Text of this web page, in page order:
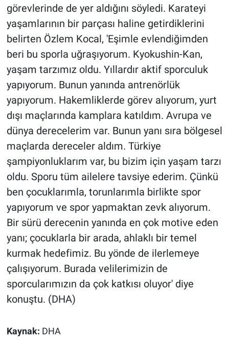
görevlerinde de yer aldığını söyledi. Karateyi
yaşamlarının bir parçası haline getirdiklerini
belirten Özlem Kocal, 'Eşimle evlendiğimden
beri bu sporla uğraşıyorum. Kyokushin-Kan,
yaşam tarzımız oldu. Yıllardır aktif sporculuk
yapıyorum. Bunun yanında antrenörlük
yapıyorum. Hakemliklerde görev alıyorum, yurt
dışı maçlarında kamplara katıldım. Avrupa ve
dünya derecelerim var. Bunun yanı sıra bölgesel
maçlarda dereceler aldım. Türkiye
şampiyonluklarım var, bu bizim için yaşam tarzı
oldu. Sporu tüm ailelere tavsiye ederim. Çünkü
ben çocuklarımla, torunlarımla birlikte spor
yapıyorum ve spor yapmaktan zevk alıyorum.
Bir sürü derecenin yanında en çok motive eden
yanı; çocuklarla bir arada, ahlaklı bir temel
kurmak hedefimiz. Bu yönde de ilerlemeye
çalışıyorum. Burada velilerimizin de
sporcularımızın da çok katkısı oluyor' diye
konuştu. (DHA)
Kaynak: DHA